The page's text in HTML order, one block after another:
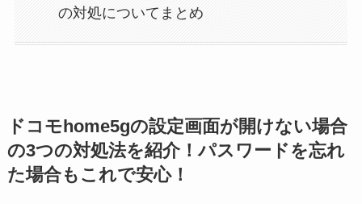
の対処についてまとめ
ドコモhome5gの設定画面が開けない場合
の3つの対処法を紹介！パスワードを忘れ
た場合もこれで安心！